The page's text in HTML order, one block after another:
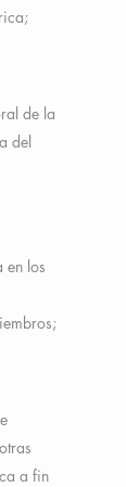
de la
del
en los
a fin